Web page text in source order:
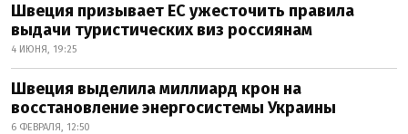
Швеция призывает ЕС ужесточить правила
выдачи туристических виз россиянам
4 ИЮНЯ, 19:25
Швеция выделила миллиард крон на
восстановление энергосистемы Украины
6 ФЕВРАЛЯ, 12:50